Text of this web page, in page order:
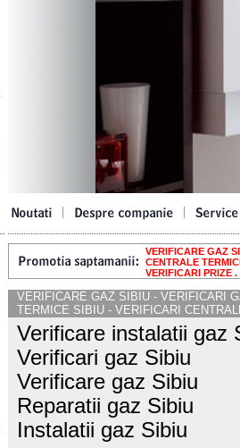
VERIFICARE GAZ
CENTRALE
VERIFICARI PRIZE .
VERIFICARE GAZ SIBIU - VERIFICARI
TERMICE SIBIU - VERIFICARI
Verificare instalatii gaz
Verificari gaz Sibiu
Verificare gaz Sibiu
Reparatii gaz Sibiu
Instalatii gaz Sibiu